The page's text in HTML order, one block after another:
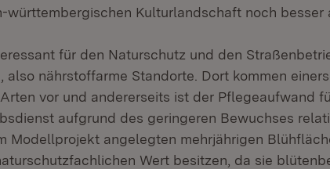
württembergischen Kulturlandschaft noch besser
für den Naturschutz und den
also nährstoffarme Standorte. Dort kommen
vor und andererseits ist der Pflegeaufwand
aufgrund des geringeren Bewuchses
Modellprojekt angelegten mehrjährigen
Wert besitzen, da sie